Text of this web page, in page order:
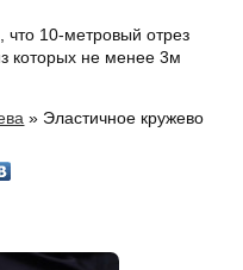
что 10-метровый отрез
которых не менее 3м
» Эластичное кружево